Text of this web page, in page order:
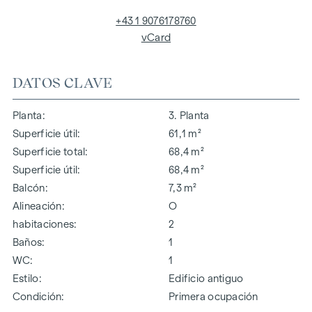
DATOS CLAVE
Planta
3. Planta
Superficie útil
61,1 m²
Superficie total
68,4 m²
Superficie útil
68,4 m²
Balcón
7,3 m²
Alineación
O
habitaciones
2
Baños
1
WC
1
Estilo
Edificio antiguo
Condición
Primera ocupación
+43 1 9076178760
vCard